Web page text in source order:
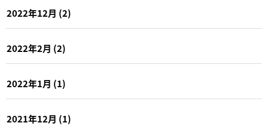
2022年12月 (2)
2022年2月 (2)
2022年1月 (1)
2021年12月 (1)